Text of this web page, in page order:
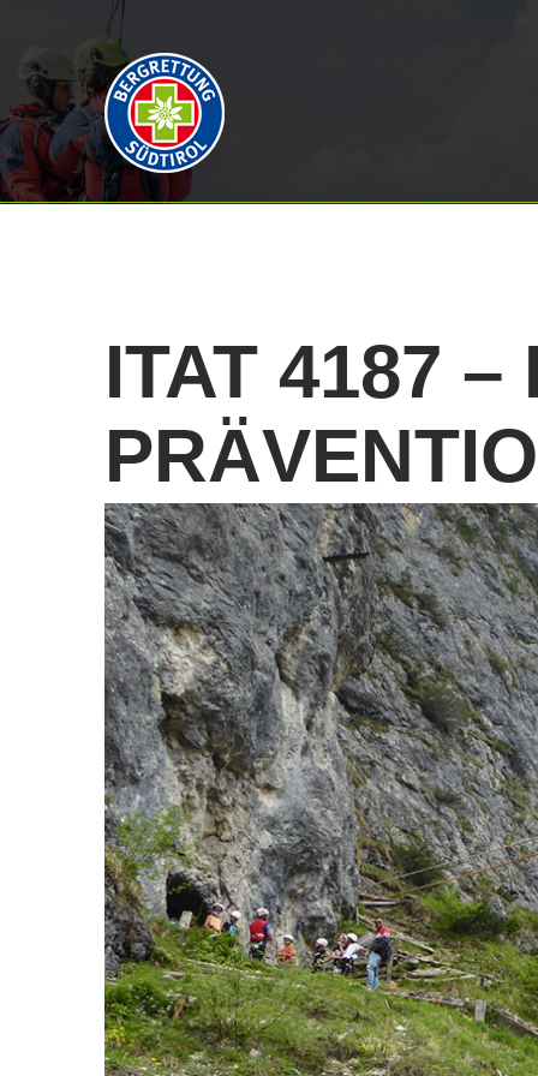
ITAT 4187 –